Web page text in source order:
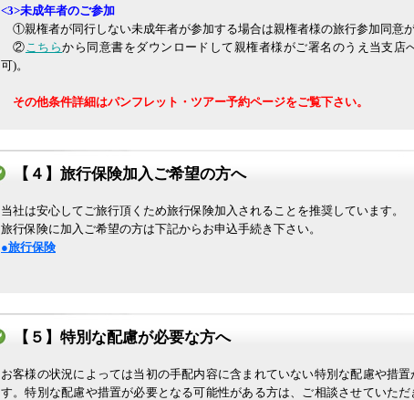
<3>未成年者のご参加
①親権者が同行しない未成年者が参加する場合は親権者様の旅行参加同意が
② こちらから同意書をダウンロードして親権者様がご署名のうえ当支店
可)。
その他条件詳細はパンフレット・ツアー予約ページをご覧下さい。
【４】旅行保険加入ご希望の方へ
当社は安心してご旅行頂くため旅行保険加入されることを推奨しています。
旅行保険に加入ご希望の方は下記からお申込手続き下さい。
●旅行保険
【５】特別な配慮が必要な方へ
お客様の状況によっては当初の手配内容に含まれていない特別な配慮や措
す。特別な配慮や措置が必要となる可能性がある方は、ご相談させていた